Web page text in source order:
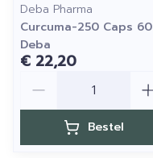
Deba Pharma
Curcuma-250 Caps 60
Deba
€ 22,20
Bestel